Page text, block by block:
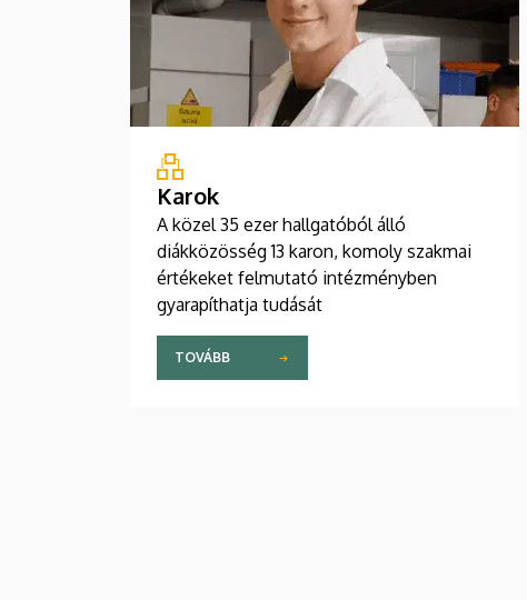
Karok
A közel 35 ezer hallgatóból álló
diákközösség 13 karon, komoly szakmai
értékeket felmutató intézményben
gyarapíthatja tudását
TOVÁBB